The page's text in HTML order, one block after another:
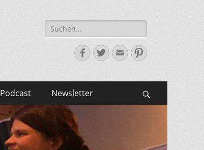
Suche
nach:
Facebook
Twitter
E-
Mail-
Pinterest
Podcast Newsletter